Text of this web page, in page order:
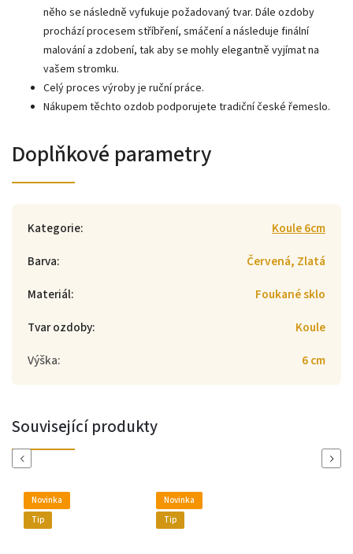
něho se následně vyfukuje požadovaný tvar. Dále ozdoby
prochází procesem stříbření, smáčení a následuje finální
malování a zdobení, tak aby se mohly elegantně vyjímat na
vašem stromku.
Celý proces výroby je ruční práce.
Nákupem těchto ozdob podporujete tradiční české řemeslo.
Doplňkové parametry
Kategorie:
Koule 6cm
Barva:
Červená, Zlatá
Materiál:
Foukané sklo
Tvar ozdoby:
Koule
Výška: 6 cm
Související produkty
Previous
Novinka
Tip
Novinka
Tip
Next